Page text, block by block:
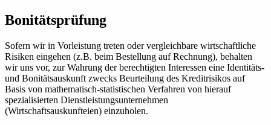
Bonitätsprüfung
Sofern wir in Vorleistung treten oder vergleichbare wirtschaftliche
Risiken eingehen (z.B. beim Bestellung auf Rechnung), behalten
wir uns vor, zur Wahrung der berechtigten Interessen eine Identitäts-
und Bonitätsauskunft zwecks Beurteilung des Kreditrisikos auf
Basis von mathematisch-statistischen Verfahren von hierauf
spezialisierten Dienstleistungsunternehmen
(Wirtschaftsauskunfteien) einzuholen.